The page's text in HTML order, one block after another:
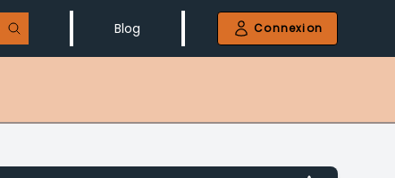
Blog Connexion